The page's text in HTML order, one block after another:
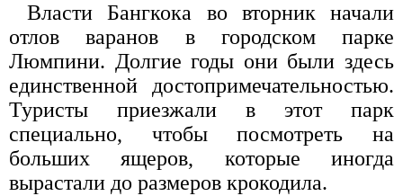
Власти Бангкока во вторник начали
отлов варанов в городском парке
Люмпини. Долгие годы они были здесь
единственной достопримечательностью.
Туристы приезжали в этот парк
специально, чтобы посмотреть на
больших ящеров, которые иногда
вырастали до размеров крокодила.